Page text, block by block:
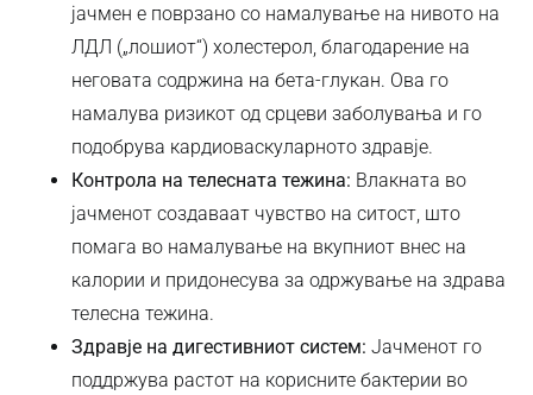
јачмен е поврзано со намалување на нивото на
ЛДЛ („лошиот“) холестерол, благодарение на
неговата содржина на бета-глукан. Ова го
намалува ризикот од срцеви заболувања и го
подобрува кардиоваскуларното здравје.
Контрола на телесната тежина: Влакната во
јачменот создаваат чувство на ситост, што
помага во намалување на вкупниот внес на
калории и придонесува за одржување на здрава
телесна тежина.
Здравје на дигестивниот систем: Јачменот го
поддржува растот на корисните бактерии во